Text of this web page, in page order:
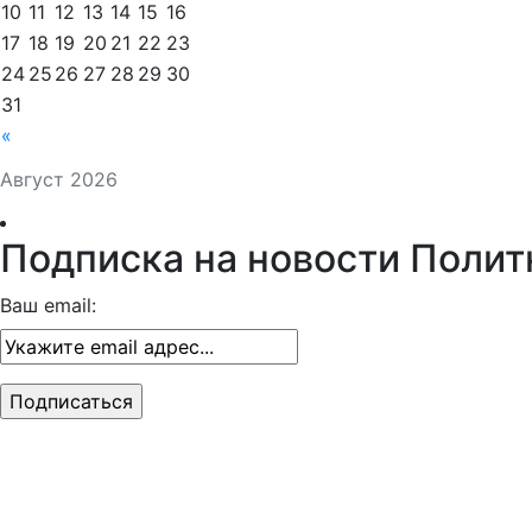
Август 2026
«
10 11 12 13 14 15 16
17 18 19 20 21 22 23
24 25 26 27 28 29 30
31
Подписка на новости
Ваш email: